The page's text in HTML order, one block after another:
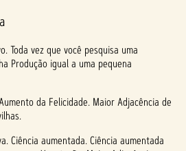
Toda vez que você pesquisa uma
Produção igual a uma pequena
da Felicidade. Maior Adjacência de
Ciência aumentada. Ciência aumentada